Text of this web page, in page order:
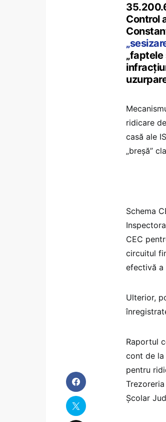
Control
ridicare
casă ale
„breșă”
Schema
CEC
circuitul
efectivă a
Ulterior,
Raportul
cont de la
pentru
Școlar